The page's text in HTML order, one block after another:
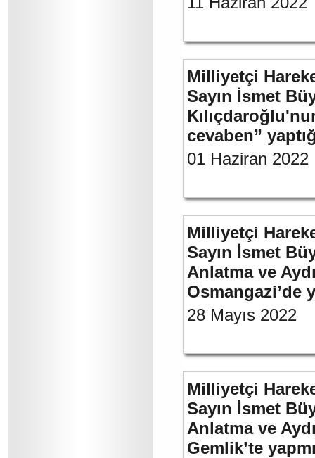
Milliyetçi
Sayın İsmet
cevaben”
01 Haziran 2022
Milliyetçi
Sayın İsmet
Anlatma ve
Osmangazi’de
28 Mayıs 2022
Milliyetçi
Sayın İsmet
Anlatma ve
Gemlik’te